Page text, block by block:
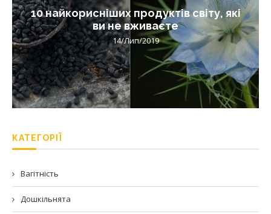
10 найкорисніших продуктів світу, які
ви не вживаєте
14/Лип/2019
КАТЕГОРІЇ
Вагітність
Дошкільнята